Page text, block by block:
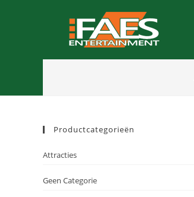
Productcategorieën
Attracties
Geen Categorie